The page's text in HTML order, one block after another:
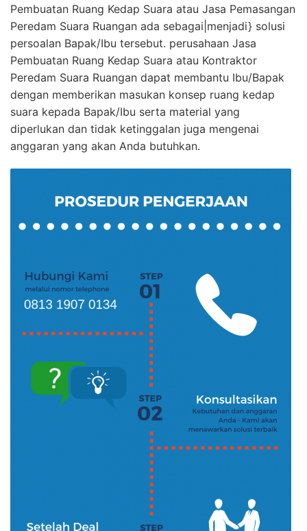
Pembuatan Ruang Kedap Suara atau Jasa Pemasangan
Peredam Suara Ruangan ada sebagai|menjadi} solusi
persoalan Bapak/Ibu tersebut. perusahaan Jasa
Pembuatan Ruang Kedap Suara atau Kontraktor
Peredam Suara Ruangan dapat membantu Ibu/Bapak
dengan memberikan masukan konsep ruang kedap
suara kepada Bapak/Ibu serta material yang
diperlukan dan tidak ketinggalan juga mengenai
anggaran yang akan Anda butuhkan.